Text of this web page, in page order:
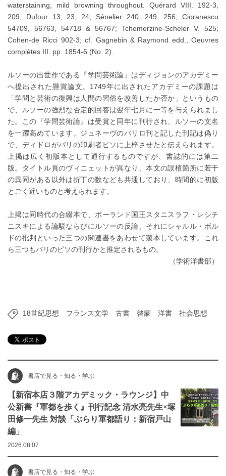
waterstaining, mild browning throughout. Quérard VIII. 192-3,
209; Dufour 13, 23, 24; Sénelier 240, 249, 256; Cioranescu
54709, 56763, 54718 & 56767; Tchemerzine-Scheler V. 525;
Cohen-de Ricci 902-3; cf. Gagnebin & Raymond edd., Oeuvres
complètes III. pp. 1854-6 (No. 2).
ルソーの出世作である『学問芸術論』はディジョンのアカデミー
へ提出された懸賞論文。1749年に出されたアカデミーの課題は
「学問と芸術の復興は人間の習俗を改善したか否か」というもの
で、ルソーの強烈な否定的回答は翌年七月に一等を与えられまし
た。この『学問芸術論』は受賞と同年に刊行され、ルソーの文名
を一躍高めています。ジュネーヴのバリロ刊と記した刊記は偽り
で、ディドロがパリの印刷者ピソに上梓させたと伝えられます。
上掲は広く初版本として通行するものですが、書誌的には第二
版。タイトル頁のヴィニェットが異なり、本文の誤植箇所に若干
の異同がある以外は折丁の数なども共通しており、時間的に初版
とごく近いものと考えられます。
上掲は同時代の合綴本で、ポーランド国王スタニスラフ・レシチ
ニスキによる論駁ならびにルソーの反論、それにシャルル・ボル
ドの批判といった三つの関連書をあわせて製本しています。これ
ら三つもパリのピソの刊行かと推定されるもの。
（学術洋書部）
18世紀思想 フランス文学 古書 啓蒙 洋書 社会思想
書店で見る・知る・学ぶ
【新宿本店３階アカデミック・ラウンジ】中
公新書『軍都を歩く』刊行記念 清水亮先生×塚
田修一先生 対談「ぶらり軍都語り：新宿戸山
編」
2026.08.07
書店で見る・知る・学ぶ